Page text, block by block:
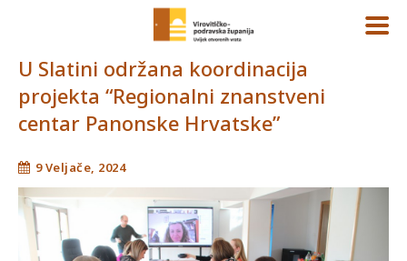
U Slatini održana koordinacija
projekta “Regionalni znanstveni
centar Panonske Hrvatske”
9 Veljače, 2024